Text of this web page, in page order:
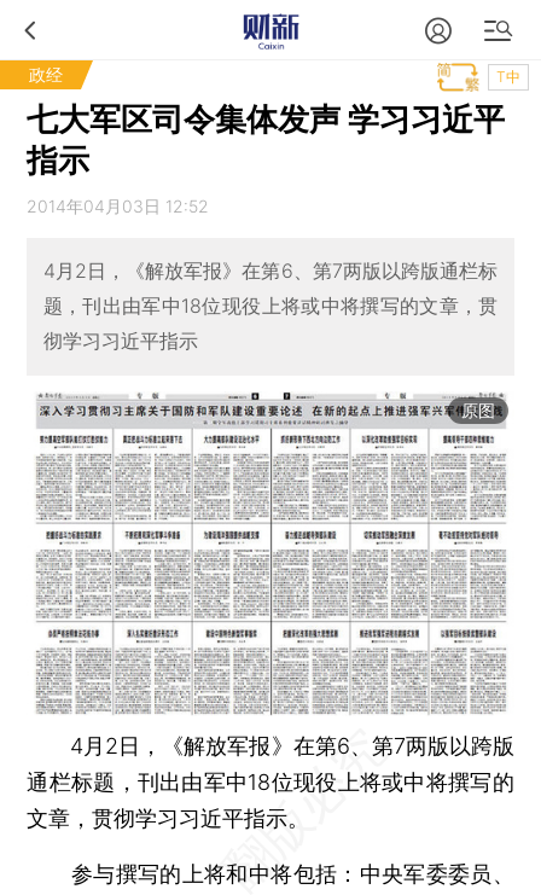
政经 T中
七大军区司令集体发声 学习习近平
指示
2014年04月03日 12:52
4月2日，《解放军报》在第6、第7两版以跨版通栏标
题，刊出由军中18位现役上将或中将撰写的文章，贯
彻学习习近平指示
原图
4月2日，《解放军报》在第6、第7两版以跨版
通栏标题，刊出由军中18位现役上将或中将撰写的
文章，贯彻学习习近平指示。
参与撰写的上将和中将包括：中央军委委员、